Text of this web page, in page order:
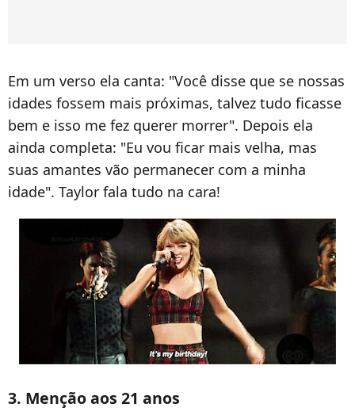
Em um verso ela canta: "Você disse que se nossas
idades fossem mais próximas, talvez tudo ficasse
bem e isso me fez querer morrer". Depois ela
ainda completa: "Eu vou ficar mais velha, mas
suas amantes vão permanecer com a minha
idade". Taylor fala tudo na cara!
3. Menção aos 21 anos